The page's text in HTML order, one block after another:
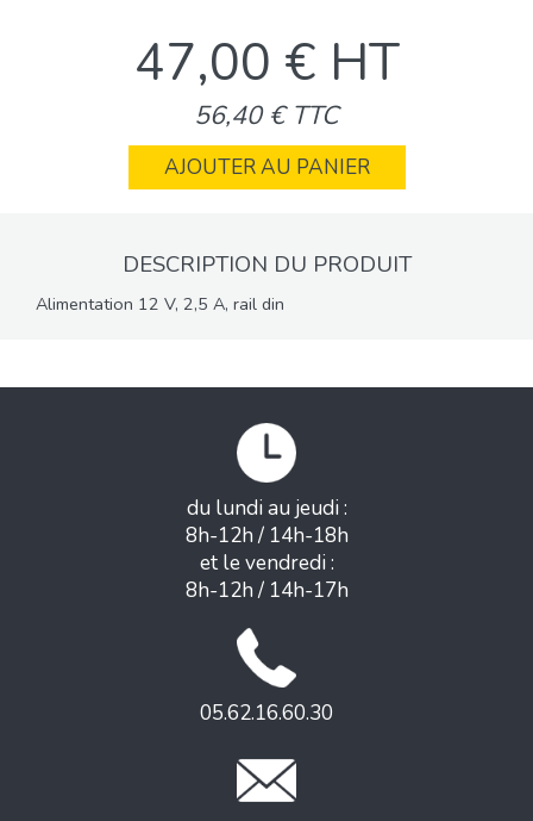
47,00 € HT
56,40 € TTC
AJOUTER AU PANIER
DESCRIPTION DU PRODUIT
Alimentation 12 V, 2,5 A, rail din
du lundi au jeudi :
8h-12h / 14h-18h
et le vendredi :
8h-12h / 14h-17h
05.62.16.60.30